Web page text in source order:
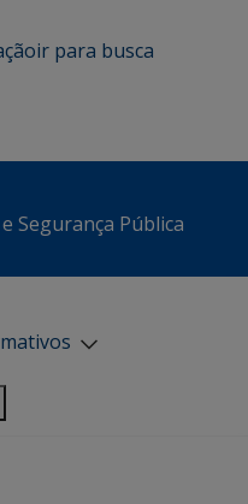
ir para busca
Segurança Pública